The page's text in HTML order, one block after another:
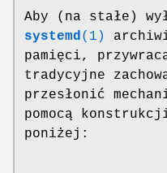
Aby (na stałe)
systemd(1)
pamięci,
tradycyjne
przesłonić
pomocą
poniżej: